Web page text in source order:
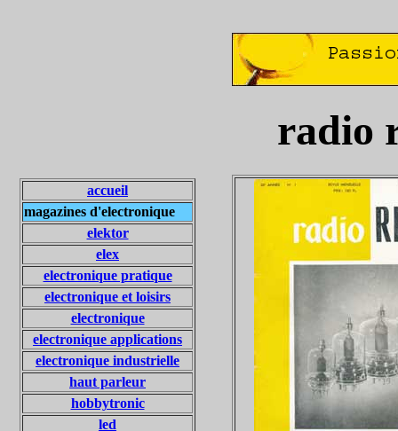
radio
accueil
magazines d'electronique
elektor
elex
electronique pratique
electronique et loisirs
electronique
electronique applications
electronique industrielle
haut parleur
hobbytronic
led